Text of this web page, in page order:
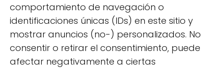
comportamiento de navegación o
identificaciones únicas (IDs) en este sitio y
mostrar anuncios (no-) personalizados. No
consentir o retirar el consentimiento, puede
afectar negativamente a ciertas
Cómo Plantar Pepinos en Vertical: Guía para
Cosechas Gigantes
Cómo hacer un Mini Huerto en casa: Guía paso a
paso para principiantes